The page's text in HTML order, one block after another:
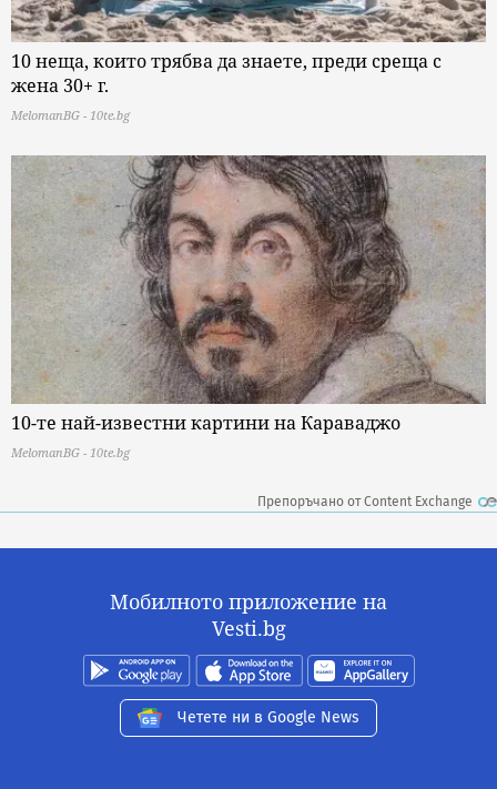
10 неща, които трябва да знаете, преди среща с
жена 30+ г.
MelomanBG - 10te.bg
10-те най-известни картини на Караваджо
MelomanBG - 10te.bg
Препоръчано от Content Exchange
Мобилното приложение на
Vesti.bg
Четете ни в Google News